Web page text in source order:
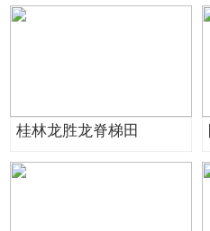
桂林龙胜龙脊梯田